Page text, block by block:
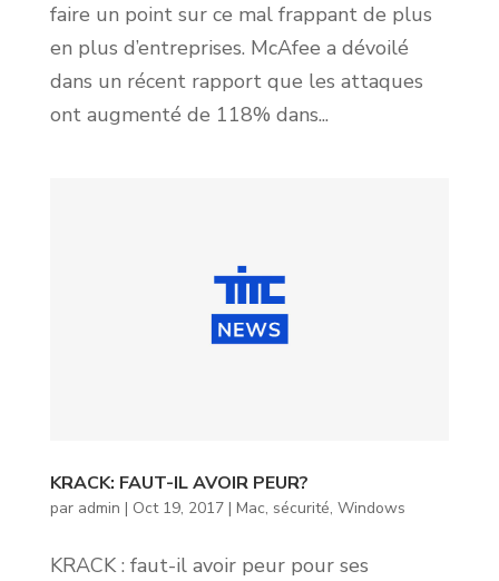
faire un point sur ce mal frappant de plus
en plus d’entreprises. McAfee a dévoilé
dans un récent rapport que les attaques
ont augmenté de 118% dans...
KRACK: FAUT-IL AVOIR PEUR?
par admin | Oct 19, 2017| Mac, sécurité, Windows
KRACK : faut-il avoir peur pour ses